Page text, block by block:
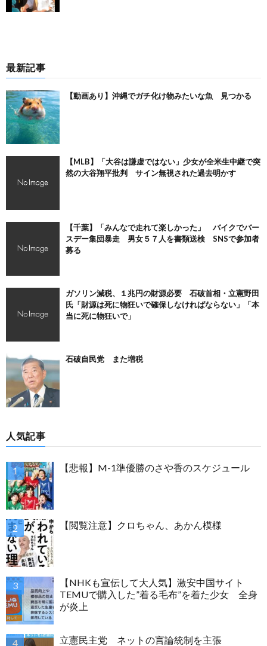
最新記事
【動画あり】沖縄でガチ化け物みたいな魚 見つかる
【MLB】「大谷は謙虚ではない」少女が全米生中継で突
然の大谷翔平批判 サイン無視された過去明かす
【千葉】「みんなで走れて楽しかった」 バイクでバー
スデー集団暴走 男女５７人を書類送検 SNSで参加者
募る
ガソリン減税、１兆円の財源必要 石破首相・立憲野田
氏「財源は死に物狂いで確保しなければならない」「本
当に死に物狂いで」
石破自民党 また増税
人気記事
【悲報】M-1準優勝のさや香のスケジュール
【閲覧注意】クロちゃん、あかん模様
【NHKも宣伝して大人気】激安中国サイト
TEMUで購入した”着る毛布”を着た少女 全身
が炎上
立憲民主党 ネットの言論統制を主張